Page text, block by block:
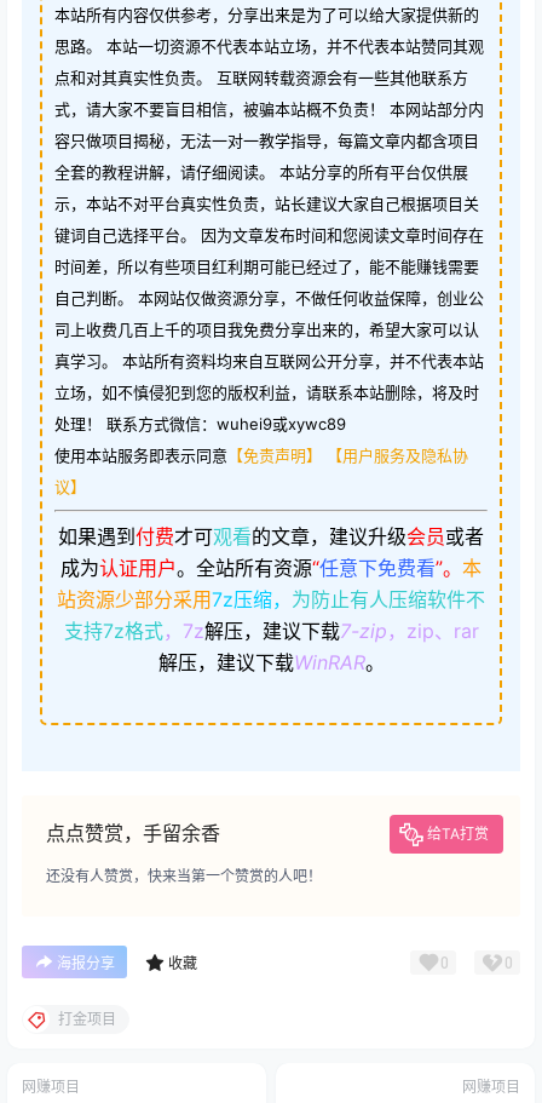
本站所有内容仅供参考，分享出来是为了可以给大家提供新的
思路。 本站一切资源不代表本站立场，并不代表本站赞同其观
点和对其真实性负责。 互联网转载资源会有一些其他联系方
式，请大家不要盲目相信，被骗本站概不负责！ 本网站部分内
容只做项目揭秘，无法一对一教学指导，每篇文章内都含项目
全套的教程讲解，请仔细阅读。 本站分享的所有平台仅供展
示，本站不对平台真实性负责，站长建议大家自己根据项目关
键词自己选择平台。 因为文章发布时间和您阅读文章时间存在
时间差，所以有些项目红利期可能已经过了，能不能赚钱需要
自己判断。 本网站仅做资源分享，不做任何收益保障，创业公
司上收费几百上千的项目我免费分享出来的，希望大家可以认
真学习。 本站所有资料均来自互联网公开分享，并不代表本站
立场，如不慎侵犯到您的版权利益，请联系本站删除，将及时
处理！ 联系方式微信：wuhei9或xywc89
使用本站服务即表示同意 【免责声明】
【用户服务及隐私协
议】
如果遇到付费才可观看的文章，建议升级会员或者
成为认证用户。 全站所有资源“任意下免费看”。 本
站资源少部分采用7z压缩， 为防止有人压缩软件不
支持7z格式，7z解压，建议下载7-zip ，zip、rar
解压，建议下载WinRAR。
点点赞赏，手留余香 给TA打赏
还没有人赞赏，快来当第一个赞赏的人吧！
海报分享 收藏 0 0
打金项目
网赚项目 网赚项目